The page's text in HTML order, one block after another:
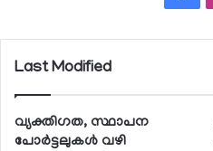
Last Modified
വ്യക്തിഗത, സ്ഥാപന
പോര്‍ട്ടലുകള്‍ വഴി